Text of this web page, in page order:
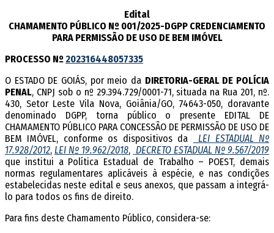
Edital
CHAMAMENTO PÚBLICO Nº 001/2025-DGPP CREDENCIAMENTO
PARA PERMISSÃO DE USO DE BEM IMÓVEL
PROCESSO Nº202316448057335
O ESTADO DE GOIÁS, por meio da DIRETORIA-GERAL DE POLÍCIA
PENAL, CNPJ sob o nº 29.394.729/0001-71, situada na Rua 201, nº.
430, Setor Leste Vila Nova, Goiânia/GO, 74643-050, doravante
denominado DGPP, torna público o presente EDITAL DE
CHAMAMENTO PÚBLICO PARA CONCESSÃO DE PERMISSÃO DE USO DE
BEM IMÓVEL, conforme os dispositivos da
LEI ESTADUAL Nº
17.928/2012,LEI Nº 19.962/2018, DECRETO ESTADUAL Nº 9.567/2019
que institui a Política Estadual de Trabalho – POEST, demais
normas regulamentares aplicáveis à espécie, e nas condições
estabelecidas neste edital e seus anexos, que passam a integrá-
lo para todos os fins de direito.
Para fins deste Chamamento Público, considera-se: